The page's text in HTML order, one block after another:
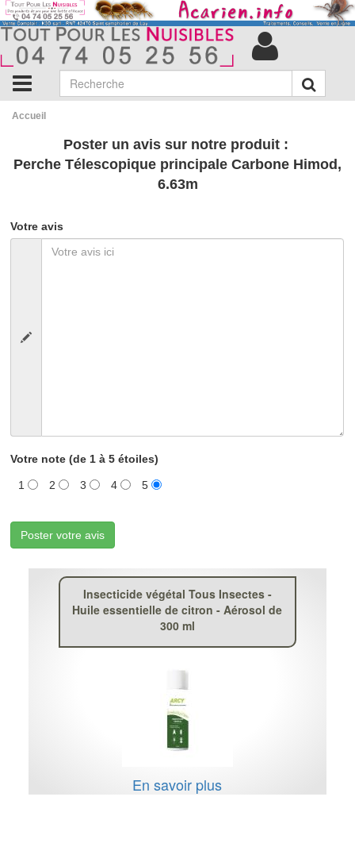
Accueil
Poster un avis sur notre produit :
Perche Télescopique principale Carbone Himod,
6.63m
Votre avis
Votre note (de 1 à 5 étoiles)
1 2 3 4 5
Poster votre avis
Insecticide végétal Tous Insectes -
Huile essentielle de citron - Aérosol de
300 ml
En savoir plus